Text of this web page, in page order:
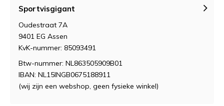
Sportvisgigant
Oudestraat 7A
9401 EG Assen
KvK-nummer: 85093491
Btw-nummer: NL863505909B01
IBAN: NL15INGB0675188911
(wij zijn een webshop, geen fysieke winkel)